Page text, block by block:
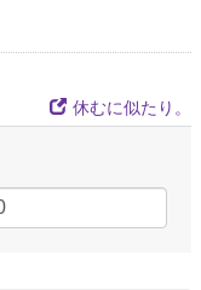
休むに似たり。